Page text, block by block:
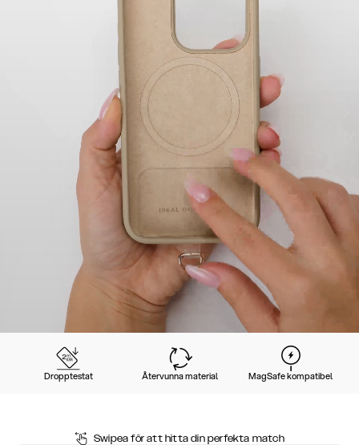
Dropptestat Återvunna material MagSafe kompatibel
Swipea för att hitta din perfekta match